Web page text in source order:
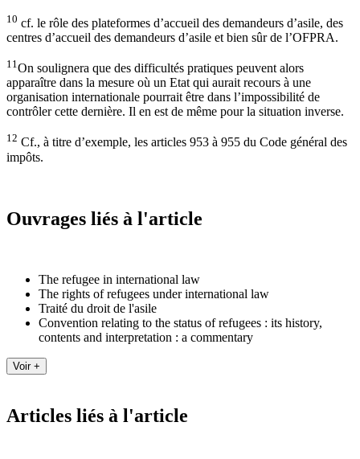
10 cf. le rôle des plateformes d’accueil des demandeurs d’asile, des
centres d’accueil des demandeurs d’asile et bien sûr de l’OFPRA.
11 On soulignera que des difficultés pratiques peuvent alors
apparaître dans la mesure où un Etat qui aurait recours à une
organisation internationale pourrait être dans l’impossibilité de
contrôler cette dernière. Il en est de même pour la situation inverse.
12 Cf., à titre d’exemple, les articles 953 à 955 du Code général des
impôts.
Ouvrages liés à l'article
The refugee in international law
The rights of refugees under international law
Traité du droit de l'asile
Convention relating to the status of refugees : its history,
contents and interpretation : a commentary
Articles liés à l'article